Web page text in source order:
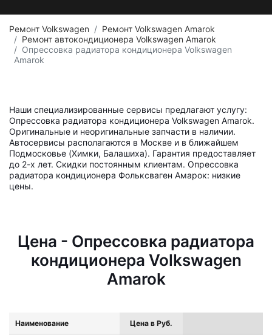
Ремонт Volkswagen
Ремонт Volkswagen Amarok
Ремонт автокондиционера Volkswagen Amarok
Опрессовка радиатора кондиционера Volkswagen
Amarok
Наши специализированные сервисы предлагают услугу:
Опрессовка радиатора кондиционера Volkswagen Amarok.
Оригинальные и неоригинальные запчасти в наличии.
Автосервисы располагаются в Москве и в ближайшем
Подмосковье (Химки, Балашиха). Гарантия предоставляет
до 2-х лет. Скидки постоянным клиентам. Опрессовка
радиатора кондиционера Фольксваген Амарок: низкие
цены.
Цена - Опрессовка радиатора
кондиционера Volkswagen
Amarok
Наименование Цена в Руб.